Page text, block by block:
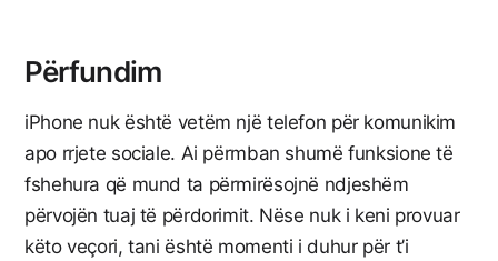
Përfundim
iPhone nuk është vetëm një telefon për komunikim
apo rrjete sociale. Ai përmban shumë funksione të
fshehura që mund ta përmirësojnë ndjeshëm
përvojën tuaj të përdorimit. Nëse nuk i keni provuar
këto veçori, tani është momenti i duhur për t’i